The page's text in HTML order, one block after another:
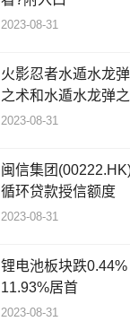
2023-08-31
火影忍者水遁水龙
之术和水遁水龙弹
的
2023-08-31
闽信集团
循环贷款授信额度
2023-08-31
锂电池板块跌
11.93%居首
2023-08-31